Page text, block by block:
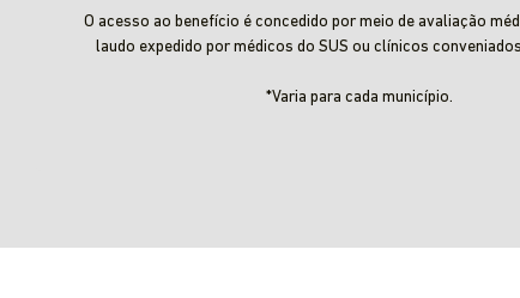
O acesso ao benefício é concedido por meio de avaliação
laudo expedido por médicos do SUS ou clínicos
*Varia para cada município.